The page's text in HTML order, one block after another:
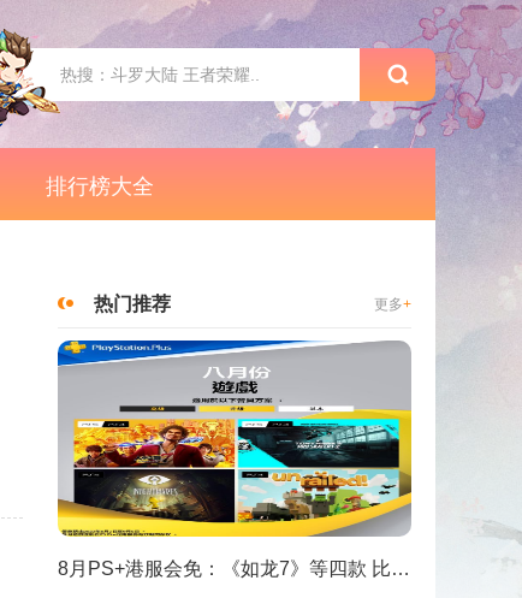
排行榜大全
热门推荐 更多+
8月PS+港服会免：《如龙7》等四款 比欧美服多一款